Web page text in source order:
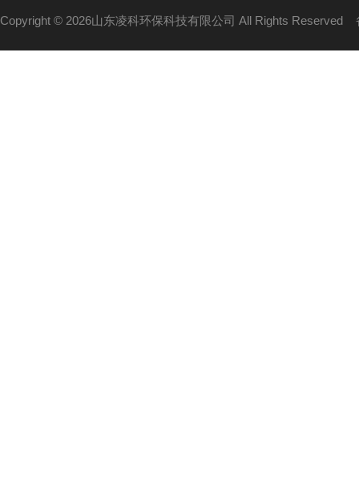
Copyright © 2026山东凌科环保科技有限公司 All Rights Reserved